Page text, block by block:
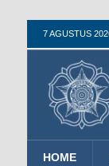
7 AGUSTUS
HOME